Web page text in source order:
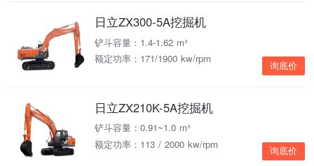
日立ZX300-5A挖掘机
铲斗容量：1.4-1.62 m³
额定功率：171/1900 kw/rpm
询底价
日立ZX210K-5A挖掘机
铲斗容量：0.91~1.0 m³
额定功率：113 / 2000 kw/rpm
询底价